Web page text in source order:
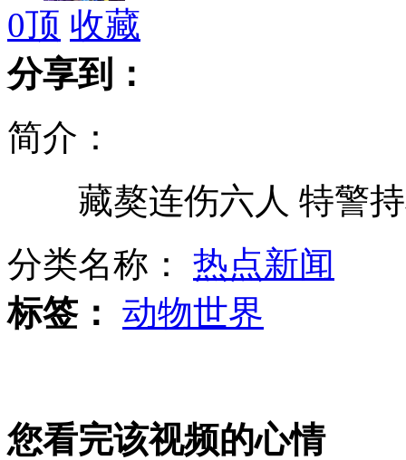
中外大学生T台走秀 上演别样毕业季
承载1000人的波音797即将面世
美女"以身试毒"查地沟油吃出问题
实拍：宝马当街自燃 众人急救
0顶 收藏
分享到：
简介：
藏獒连伤六人 特警持
分类名称： 热点新闻
标签： 动物世界
您看完该视频的心情